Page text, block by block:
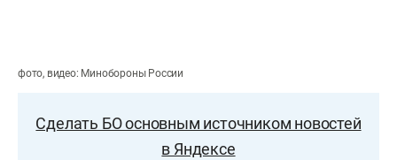
фото, видео: Минобороны России
Сделать БО основным источником новостей
в Яндексе